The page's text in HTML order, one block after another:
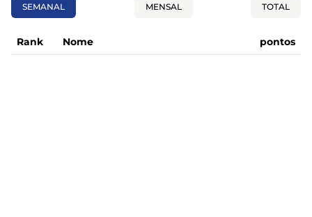
SEMANAL MENSAL TOTAL
Rank Nome pontos